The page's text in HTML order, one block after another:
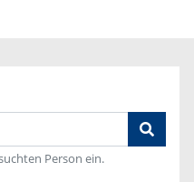
Person ein.